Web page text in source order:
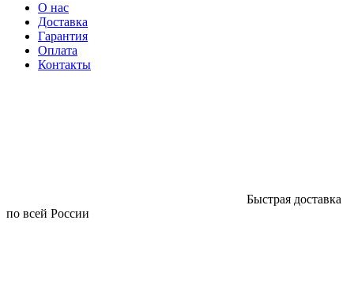
О нас
Доставка
Гарантия
Оплата
Контакты
Быстрая доставка
по всей России